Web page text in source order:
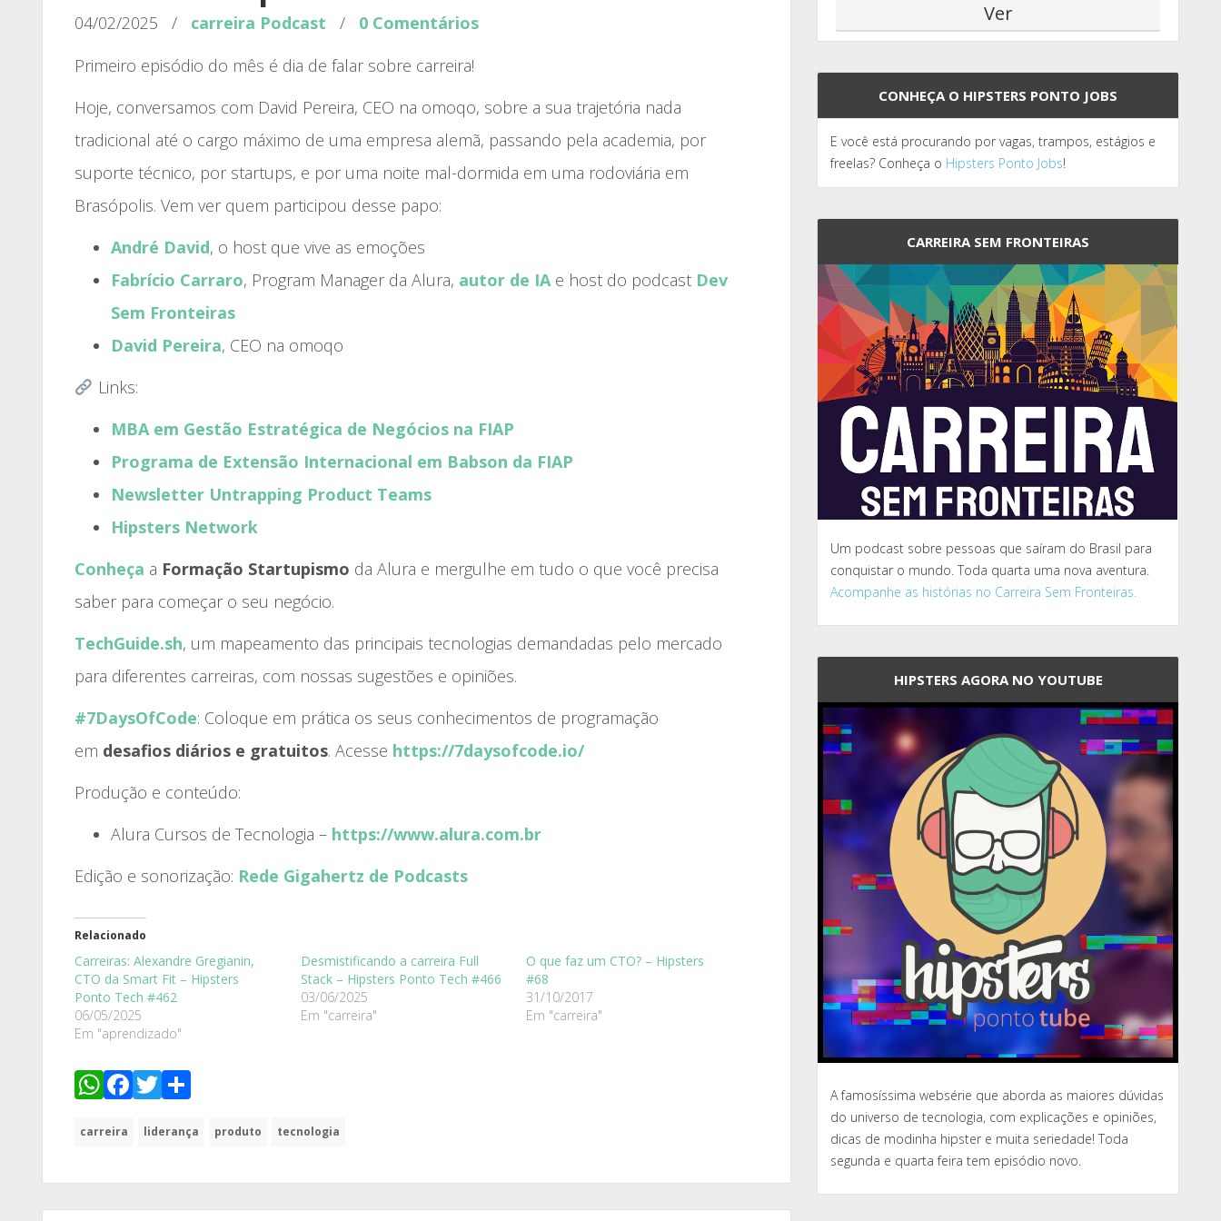
04/02/2025 / carreira Podcast /
0 Comentários
Primeiro episódio do mês é dia de falar sobre carreira!
Hoje, conversamos com David Pereira, CEO na omoqo, sobre a sua trajetória nada
tradicional até o cargo máximo de uma empresa alemã, passando pela academia, por
suporte técnico, por startups, e por uma noite mal-dormida em uma rodoviária em
Brasópolis. Vem ver quem participou desse papo:
André David, o host que vive as emoções
Fabrício Carraro, Program Manager da Alura, autor de IAe host do podcast Dev
Sem Fronteiras
David Pereira, CEO na omoqo
Links:
MBA em Gestão Estratégica de Negócios na FIAP
Programa de Extensão Internacional em Babson da FIAP
Newsletter Untrapping Product Teams
Hipsters Network
Conheça a Formação Startupismo da Alura e mergulhe em tudo o que você precisa
saber para começar o seu negócio.
TechGuide.sh, um mapeamento das principais tecnologias demandadas pelo mercado
para diferentes carreiras, com nossas sugestões e opiniões.
#7DaysOfCode: Coloque em prática os seus conhecimentos de programação
em desafios diários e gratuitos. Acesse https://7daysofcode.io/
Produção e conteúdo:
Alura Cursos de Tecnologia – https://www.alura.com.br
Edição e sonorização: Rede Gigahertz de Podcasts
Relacionado
Carreiras: Alexandre Gregianin,
CTO da Smart Fit – Hipsters
Ponto Tech #462
06/05/2025
Em "aprendizado"
Desmistificando a carreira Full
Stack – Hipsters Ponto Tech #466
03/06/2025
Em "carreira"
O que faz um CTO? – Hipsters
#68
31/10/2017
Em "carreira"
WhatsApp
Facebook
Twitter
carreira liderança produto tecnologia
CONHEÇA O HIPSTERS PONTO JOBS
E você está procurando por vagas, trampos, estágios e
freelas? Conheça o Hipsters Ponto Jobs!
CARREIRA SEM FRONTEIRAS
Um podcast sobre pessoas que saíram do Brasil para
conquistar o mundo. Toda quarta uma nova aventura.
Acompanhe as histórias no Carreira Sem Fronteiras.
HIPSTERS AGORA NO YOUTUBE
A famosíssima websérie que aborda as maiores dúvidas
do universo de tecnologia, com explicações e opiniões,
dicas de modinha hipster e muita seriedade! Toda
segunda e quarta feira tem episódio novo.